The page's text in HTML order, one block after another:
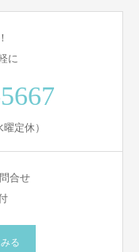
に
定休）
合せ
る